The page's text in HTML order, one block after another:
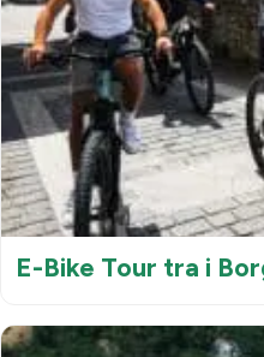
E-Bike Tour tra i